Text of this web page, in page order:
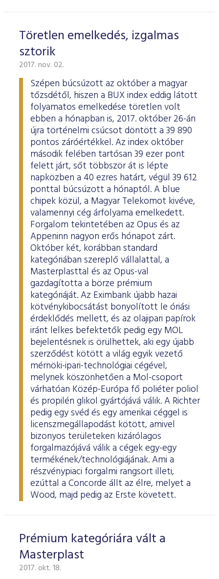
Töretlen emelkedés, izgalmas
sztorik
2017. nov. 02.
Szépen búcsúzott az október a magyar
tőzsdétől, hiszen a BUX index eddig látott
folyamatos emelkedése töretlen volt
ebben a hónapban is, 2017. október 26-án
újra történelmi csúcsot döntött a 39 890
pontos záróértékkel. Az index október
második felében tartósan 39 ezer pont
felett járt, sőt többször át is lépte
napközben a 40 ezres határt, végül 39 612
ponttal búcsúzott a hónaptól. A blue
chipek közül, a Magyar Telekomot kivéve,
valamennyi cég árfolyama emelkedett.
Forgalom tekintetében az Opus és az
Appeninn nagyon erős hónapot zárt.
Október két, korábban standard
kategóriában szereplő vállalattal, a
Masterplasttal és az Opus-val
gazdagította a börze prémium
kategóriáját. Az Eximbank újabb hazai
kötvénykibocsátást bonyolított le óriási
érdeklődés mellett, és az olajipari papírok
iránt lelkes befektetők pedig egy MOL
bejelentésnek is örülhettek, aki egy újabb
szerződést kötött a világ egyik vezető
mérnöki-ipari-technológiai cégével,
melynek köszönhetően a Mol-csoport
várhatóan Közép-Európa fő poliéter poliol
és propilén glikol gyártójává válik. A Richter
pedig egy svéd és egy amerikai céggel is
licenszmegállapodást kötött, amivel
bizonyos területeken kizárólagos
forgalmazójává válik a cégek egy-egy
termékének/technológiájának. Ami a
részvénypiaci forgalmi rangsort illeti,
ezúttal a Concorde állt az élre, melyet a
Wood, majd pedig az Erste követett.
Prémium kategóriára vált a
Masterplast
2017. okt. 18.